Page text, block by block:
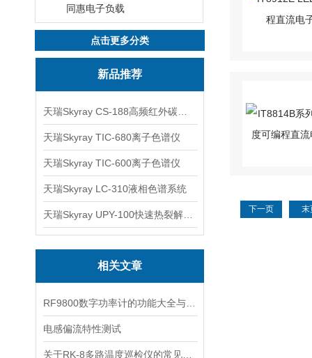
同惠电子负载
点击更多分类
新品推荐
天瑞Skyray TIC-680离子色谱仪
天瑞Skyray TIC-600离子色谱仪
天瑞Skyray LC-310液相色谱系统
相关文章
电感偏流特性测试
下一页 末